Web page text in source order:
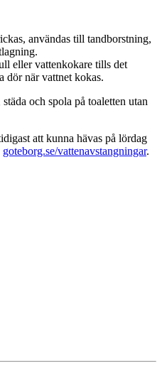
användas till tandborstning,
eller vattenkokare tills det
dör när vattnet kokas.
och spola på toaletten utan
att kunna hävas på lördag
goteborg.se/vattenavstangningar.